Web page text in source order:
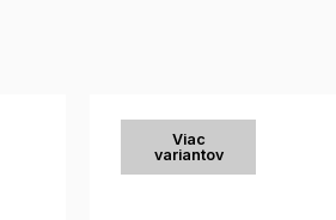
Viac
variantov